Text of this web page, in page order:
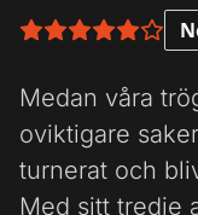
5 av 6 i betyg
Medan våra
oviktigare
turnerat och
Med sitt tredje